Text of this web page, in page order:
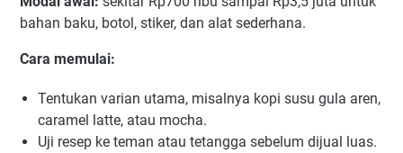
bahan baku, botol, stiker, dan alat sederhana.
Cara memulai:
Tentukan varian utama, misalnya kopi susu gula aren,
caramel latte, atau mocha.
Uji resep ke teman atau tetangga sebelum dijual luas.